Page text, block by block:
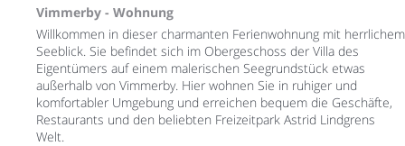
Vimmerby - Wohnung
Willkommen in dieser charmanten Ferienwohnung mit herrlichem
Seeblick. Sie befindet sich im Obergeschoss der Villa des
Eigentümers auf einem malerischen Seegrundstück etwas
außerhalb von Vimmerby. Hier wohnen Sie in ruhiger und
komfortabler Umgebung und erreichen bequem die Geschäfte,
Restaurants und den beliebten Freizeitpark Astrid Lindgrens
Welt.